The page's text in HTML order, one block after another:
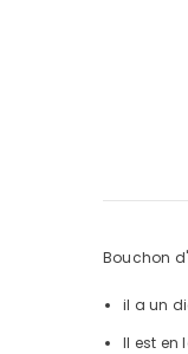
Bouchon
il a un
Il est en